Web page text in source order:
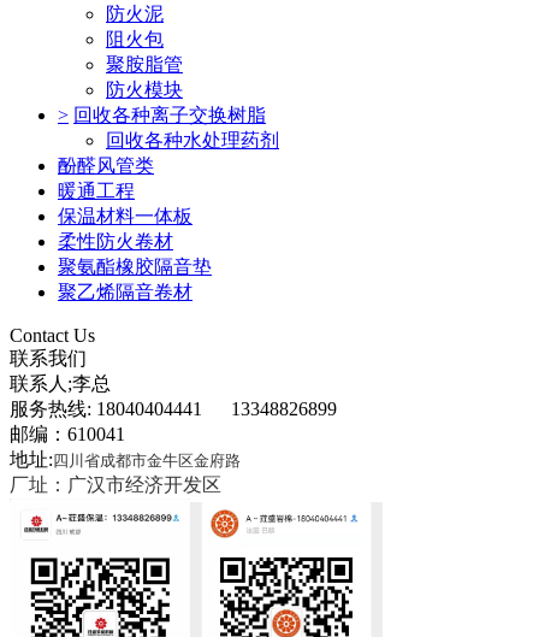
防火泥
阻火包
聚胺脂管
防火模块
> 回收各种离子交换树脂
回收各种水处理药剂
酚醛风管类
暖通工程
保温材料一体板
柔性防火卷材
聚氨酯橡胶隔音垫
聚乙烯隔音卷材
Contact Us
联系我们
联系人;李总
服务热线: 18040404441 13348826899
邮编：610041
地址:四川省成都市金牛区金府路
厂址：广汉市经济开发区